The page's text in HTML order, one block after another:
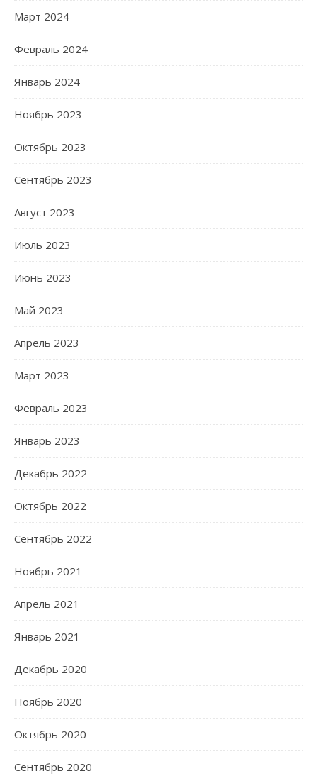
Март 2024
Февраль 2024
Январь 2024
Ноябрь 2023
Октябрь 2023
Сентябрь 2023
Август 2023
Июль 2023
Июнь 2023
Май 2023
Апрель 2023
Март 2023
Февраль 2023
Январь 2023
Декабрь 2022
Октябрь 2022
Сентябрь 2022
Ноябрь 2021
Апрель 2021
Январь 2021
Декабрь 2020
Ноябрь 2020
Октябрь 2020
Сентябрь 2020